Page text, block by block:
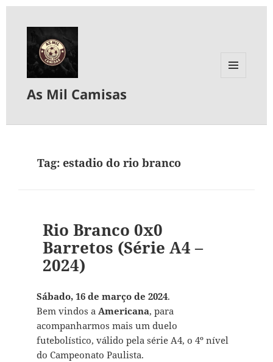
As Mil Camisas
Tag:estadio do rio branco
Rio Branco 0x0
Barretos (Série A4 –
2024)
Sábado, 16 de março de 2024.
Bem vindos a Americana, para
acompanharmos mais um duelo
futebolístico, válido pela série A4, o 4º nível
do Campeonato Paulista.